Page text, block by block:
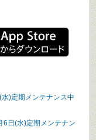
)定期メンテナンス中
日(水)定期メンテナン